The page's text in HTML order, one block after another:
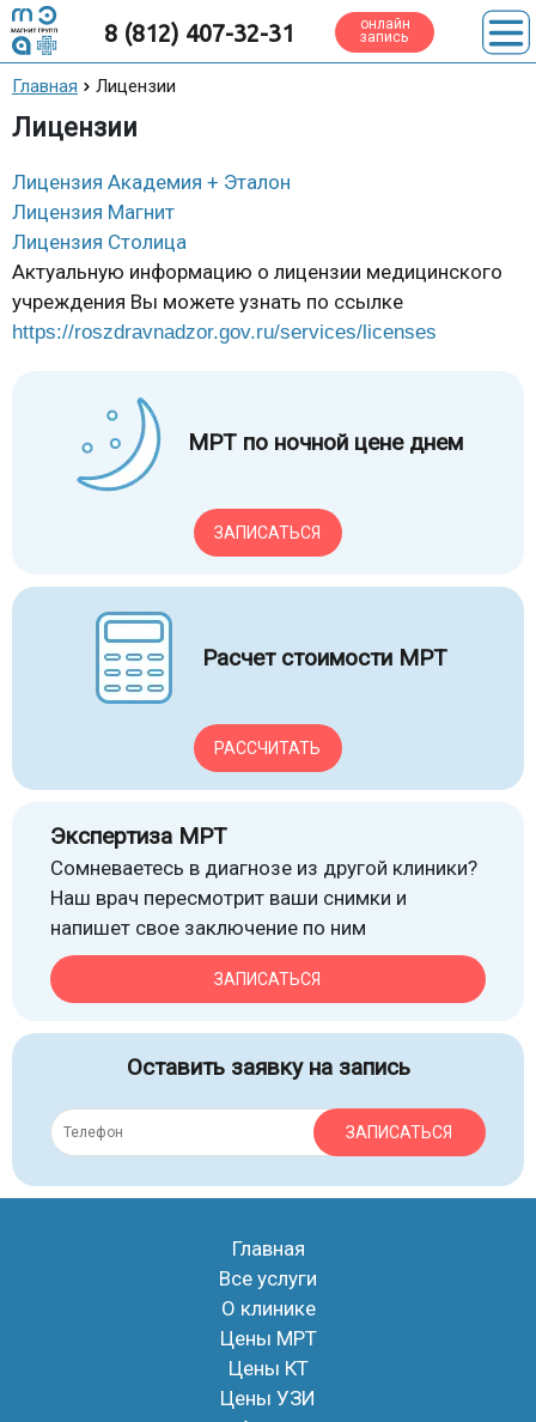
8 (812) 407-32-31 онлайн
запись
Главная Лицензии
Лицензии
МРТ по ночной цене днем
ЗАПИСАТЬСЯ
Расчет стоимости МРТ
РАССЧИТАТЬ
Экспертиза МРТ
Сомневаетесь в диагнозе из другой клиники?
Наш врач пересмотрит ваши снимки и
напишет свое заключение по ним
ЗАПИСАТЬСЯ
Оставить заявку на запись
ЗАПИСАТЬСЯ
Лицензия Академия + Эталон
Лицензия Магнит
Лицензия Столица
Актуальную информацию о лицензии медицинского
учреждения Вы можете узнать по ссылке
https://roszdravnadzor.gov.ru/services/licenses
Главная
Все услуги
О клинике
Цены МРТ
Цены КТ
Цены УЗИ